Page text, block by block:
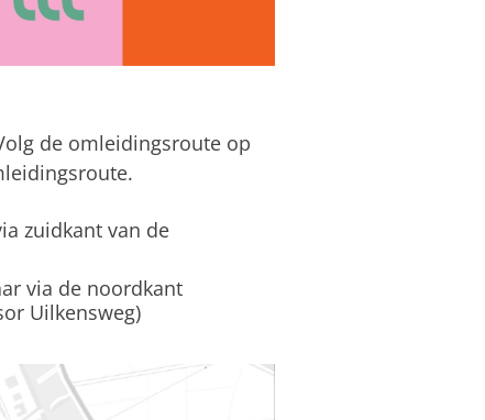
de omleidingsroute op
zuidkant van de
via de noordkant
Uilkensweg)